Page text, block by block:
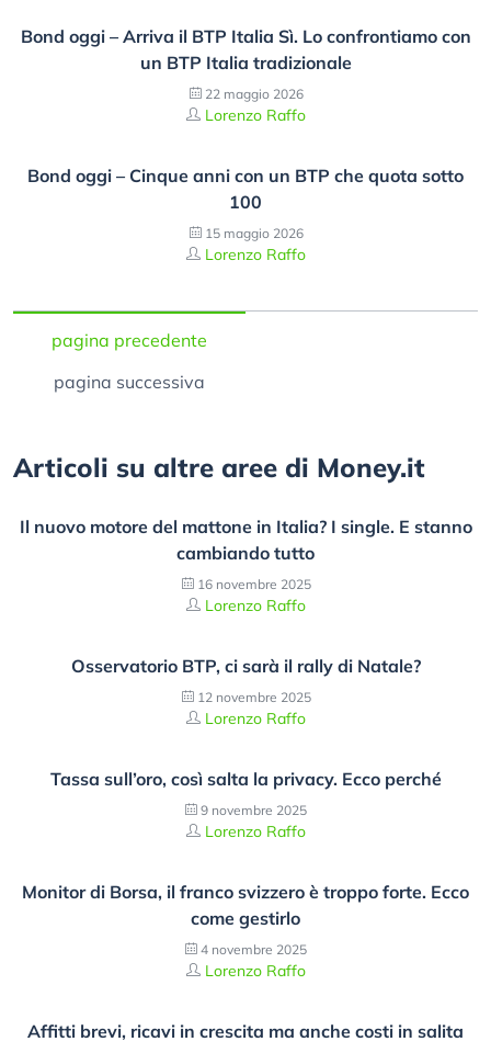
Bond oggi – Arriva il BTP Italia Sì. Lo confrontiamo con
un BTP Italia tradizionale
Lorenzo Raffo
22 maggio 2026
Bond oggi – Cinque anni con un BTP che quota sotto
100
Lorenzo Raffo
15 maggio 2026
pagina precedente
pagina successiva
Articoli su altre aree di Money.it
Il nuovo motore del mattone in Italia? I single. E stanno
cambiando tutto
Lorenzo Raffo
16 novembre 2025
Osservatorio BTP, ci sarà il rally di Natale?
Lorenzo Raffo
12 novembre 2025
Tassa sull’oro, così salta la privacy. Ecco perché
Lorenzo Raffo
9 novembre 2025
Monitor di Borsa, il franco svizzero è troppo forte. Ecco
come gestirlo
Lorenzo Raffo
4 novembre 2025
Affitti brevi, ricavi in crescita ma anche costi in salita